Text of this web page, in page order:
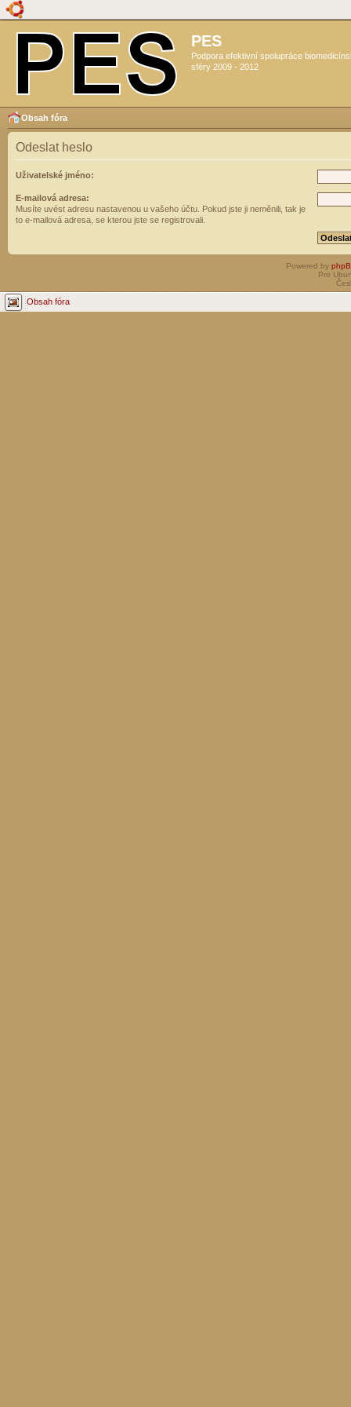
PES
Podpora efektivní spolupráce
sféry 2009 - 2012
Obsah fóra
Odeslat heslo
Uživatelské jméno:
E-mailová adresa:
Musíte uvést adresu nastavenou u vašeho účtu. Pokud jste ji neměnili, tak je
to e-mailová adresa, se kterou jste se registrovali.
Powered by
Pro
Obsah fóra